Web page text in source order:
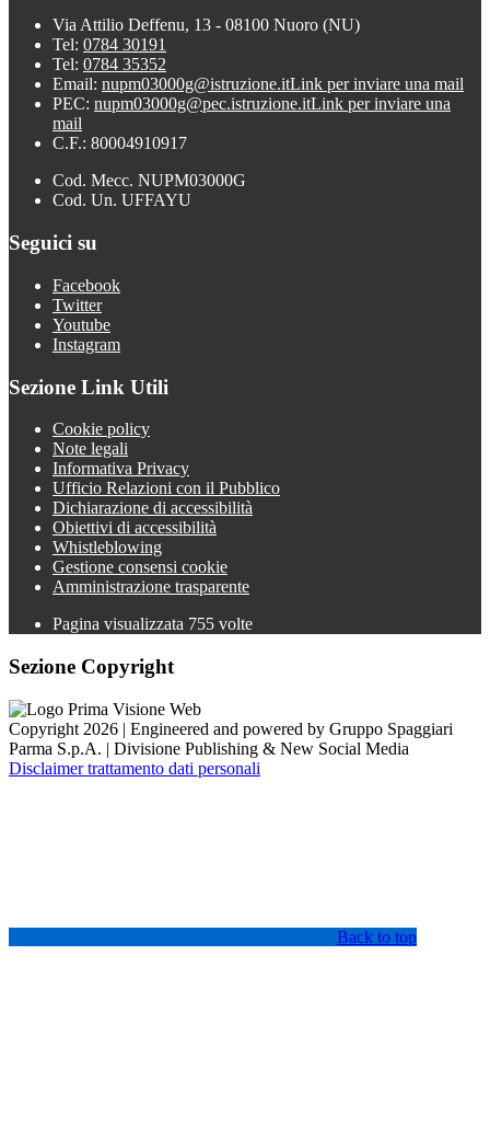
Via Attilio Deffenu, 13 - 08100 Nuoro (NU)
Tel: 0784 30191
Tel: 0784 35352
Email: nupm03000g@istruzione.itLink per inviare una mail
PEC: nupm03000g@pec.istruzione.itLink per inviare una
mail
C.F.: 80004910917
Cod. Mecc. NUPM03000G
Cod. Un. UFFAYU
Seguici su
Facebook
Twitter
Youtube
Instagram
Sezione Link Utili
Cookie policy
Note legali
Informativa Privacy
Ufficio Relazioni con il Pubblico
Dichiarazione di accessibilità
Obiettivi di accessibilità
Whistleblowing
Gestione consensi cookie
Amministrazione trasparente
Pagina visualizzata 755 volte
Sezione Copyright
Copyright 2026 | Engineered and powered by Gruppo Spaggiari
Parma S.p.A. | Divisione Publishing & New Social Media
Disclaimer trattamento dati personali
Back to top